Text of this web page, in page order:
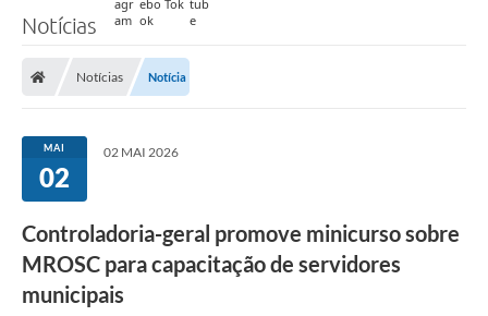
Notícias
Notícias Notícia
MAI
02
02 MAI 2026
Controladoria-geral promove minicurso sobre
MROSC para capacitação de servidores
municipais